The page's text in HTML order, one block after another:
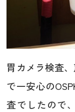
胃カメラ検査
で一安心の
査でしたので